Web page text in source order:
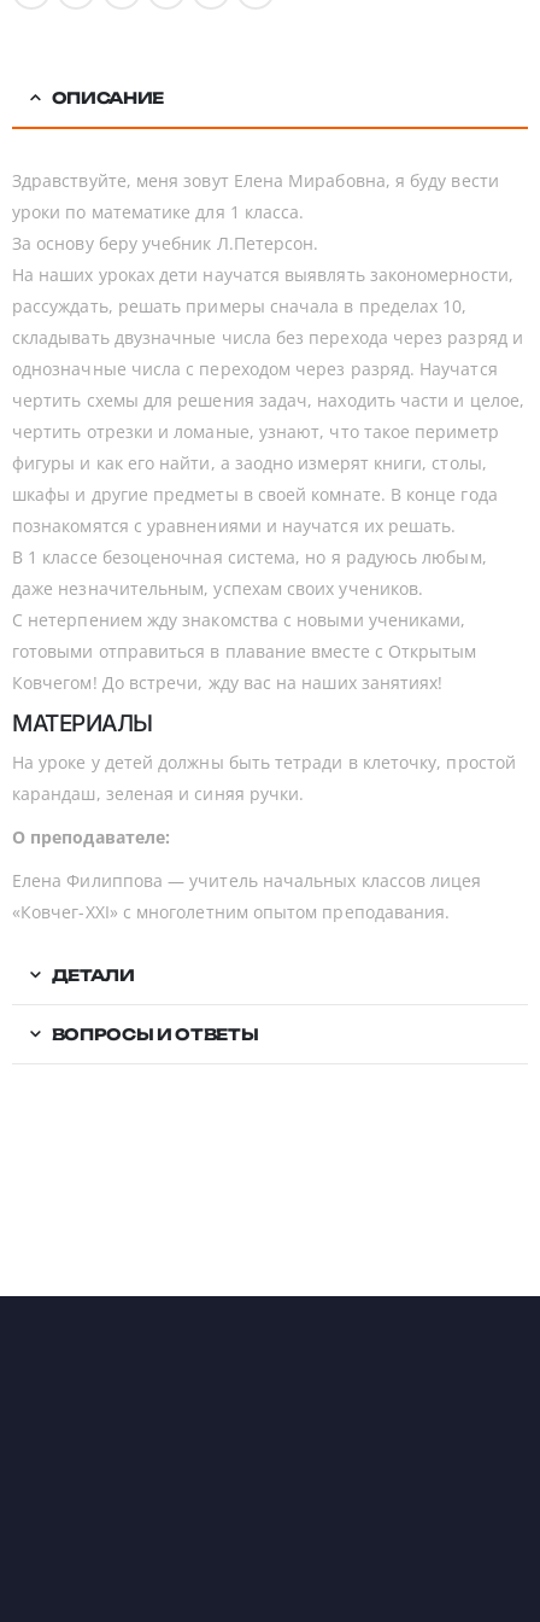
ОПИСАНИЕ
Здравствуйте, меня зовут Елена Мирабовна, я буду вести
уроки по математике для 1 класса.
За основу беру учебник Л.Петерсон.
На наших уроках дети научатся выявлять закономерности,
рассуждать, решать примеры сначала в пределах 10,
складывать двузначные числа без перехода через разряд и
однозначные числа с переходом через разряд. Научатся
чертить схемы для решения задач, находить части и целое,
чертить отрезки и ломаные, узнают, что такое периметр
фигуры и как его найти, а заодно измерят книги, столы,
шкафы и другие предметы в своей комнате. В конце года
познакомятся с уравнениями и научатся их решать.
В 1 классе безоценочная система, но я радуюсь любым,
даже незначительным, успехам своих учеников.
С нетерпением жду знакомства с новыми учениками,
готовыми отправиться в плавание вместе с Открытым
Ковчегом! До встречи, жду вас на наших занятиях!
МАТЕРИАЛЫ
На уроке у детей должны быть тетради в клеточку, простой
карандаш, зеленая и синяя ручки.
О преподавателе:
Елена Филиппова — учитель начальных классов лицея
«Ковчег-XXI» с многолетним опытом преподавания.
ДЕТАЛИ
ВОПРОСЫ И ОТВЕТЫ